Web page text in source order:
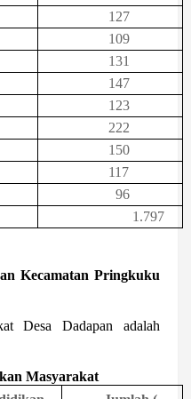
127
109
131
147
123
222
150
117
96
1.797
Kecamatan Pringkuku
Desa Dadapan adalah
Masyarakat